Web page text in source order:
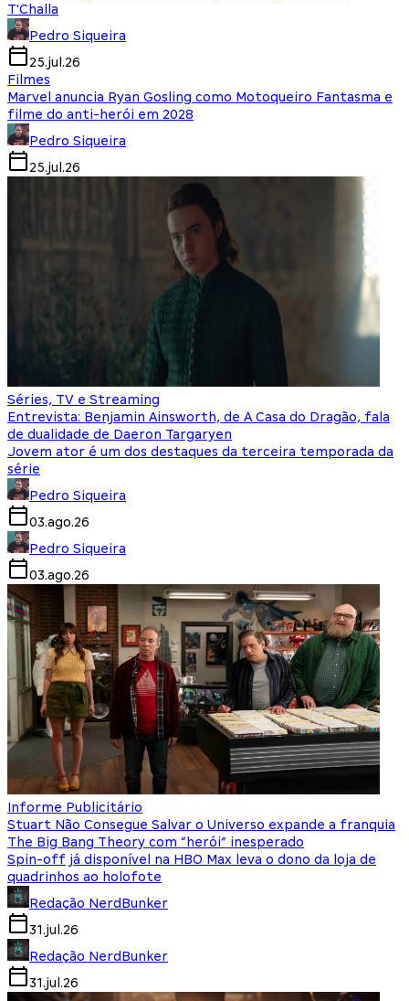
T'Challa
Pedro Siqueira
25.jul.26
Filmes
Marvel anuncia Ryan Gosling como Motoqueiro Fantasma e
filme do anti-herói em 2028
Pedro Siqueira
25.jul.26
Séries, TV e Streaming
Entrevista: Benjamin Ainsworth, de A Casa do Dragão, fala
de dualidade de Daeron Targaryen
Jovem ator é um dos destaques da terceira temporada da
série
Pedro Siqueira
03.ago.26
Pedro Siqueira
03.ago.26
Informe Publicitário
Stuart Não Consegue Salvar o Universo expande a franquia
The Big Bang Theory com “herói” inesperado
Spin-off já disponível na HBO Max leva o dono da loja de
quadrinhos ao holofote
Redação NerdBunker
31.jul.26
Redação NerdBunker
31.jul.26